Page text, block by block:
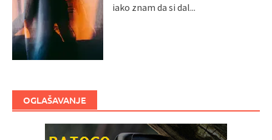
iako znam da si dal...
OGLAŠAVANJE